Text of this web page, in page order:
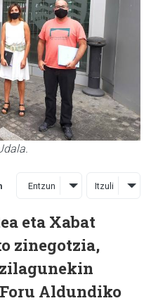
Entzun Itzuli
eta Xabat
zinegotzia,
Aldundiko